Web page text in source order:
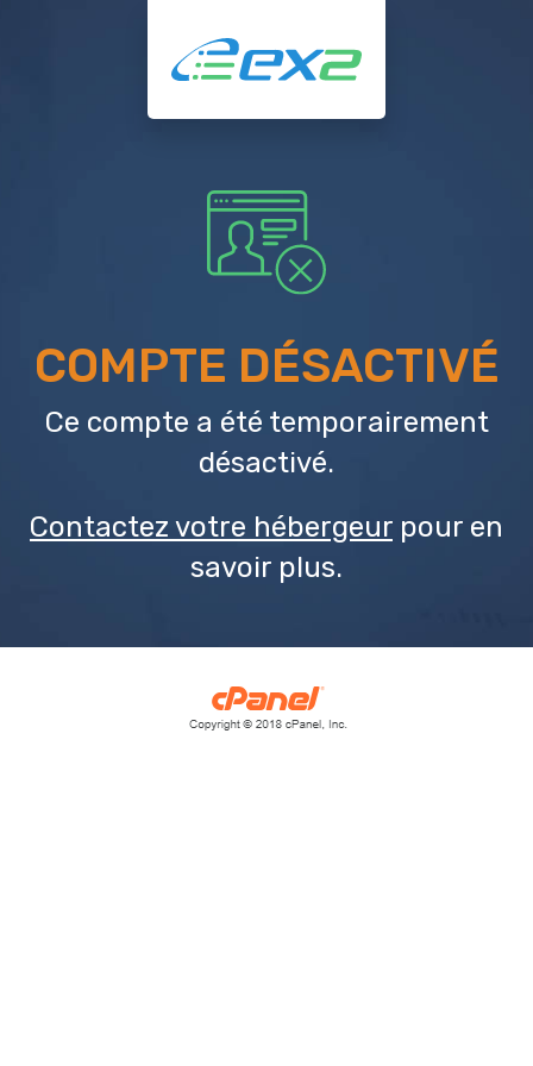
COMPTE DÉSACTIVÉ
Ce compte a été temporairement
désactivé.
Contactez votre hébergeur pour en
savoir plus.